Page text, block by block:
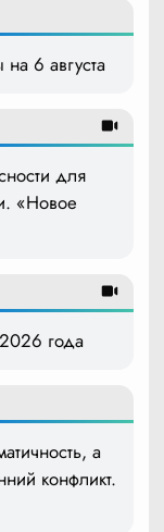
6 августа
для
«Новое
года
а
конфликт.